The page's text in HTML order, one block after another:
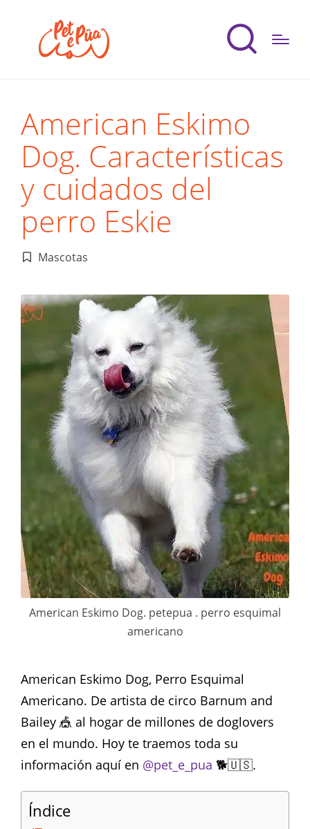
American Eskimo
Dog. Características
y cuidados del
perro Eskie
Publicado
Mascotas
American Eskimo Dog. petepua . perro esquimal
americano
American Eskimo Dog, Perro Esquimal
Americano. De artista de circo Barnum and
Bailey 🎪 al hogar de millones de doglovers
en el mundo. Hoy te traemos toda su
información aquí en @pet_e_pua 🐕🇺🇸.
Índice